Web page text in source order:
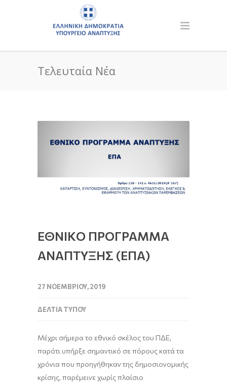
Τελευταία Νέα
ΕΘΝΙΚO ΠΡΟΓΡΑΜΜΑ
ΑΝΑΠΤΥΞΗΣ (EΠΑ)
27 ΝΟΕΜΒΡΊΟΥ, 2019
ΔΕΛΤΊΑ ΤΎΠΟΥ
Μέχρι σήμερα το εθνικό σκέλος του ΠΔΕ,
παρότι υπήρξε σημαντικό σε πόρους κατά τα
χρόνια που προηγήθηκαν της δημοσιονομικής
κρίσης, παρέμεινε χωρίς πλαίσιο